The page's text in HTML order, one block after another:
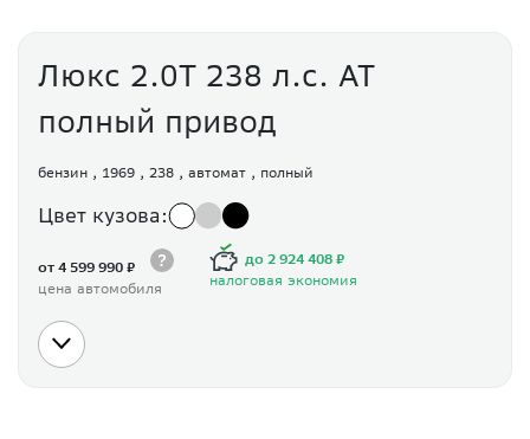
Люкс 2.0Т 238 л.с. АТ
полный привод
бензин 1969 238 автомат полный
Цвет кузова:
от 4 599 990 ₽
цена автомобиля
до 2 924 408 ₽
налоговая экономия